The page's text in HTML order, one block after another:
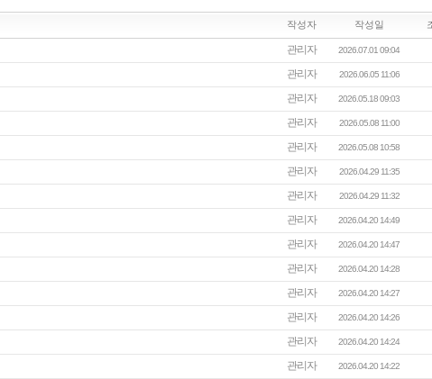
작성자 작성일
관리자 2026.07.01 09:04
관리자 2026.06.05 11:06
관리자 2026.05.18 09:03
관리자 2026.05.08 11:00
관리자 2026.05.08 10:58
관리자 2026.04.29 11:35
관리자 2026.04.29 11:32
관리자 2026.04.20 14:49
관리자 2026.04.20 14:47
관리자 2026.04.20 14:28
관리자 2026.04.20 14:27
관리자 2026.04.20 14:26
관리자 2026.04.20 14:24
관리자 2026.04.20 14:22